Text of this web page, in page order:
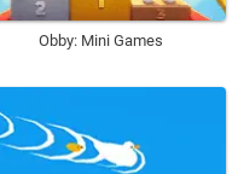
Obby: Mini Games